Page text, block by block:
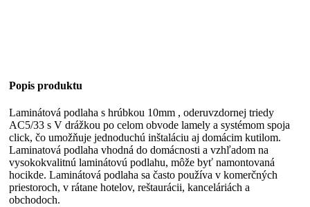
Popis produktu
Laminátová podlaha s hrúbkou 10mm , oderuvzdornej triedy
AC5/33 s V drážkou po celom obvode lamely a systémom spoja
click, čo umožňuje jednoduchú inštaláciu aj domácim kutilom.
Laminatová podlaha vhodná do domácnosti a vzhľadom na
vysokokvalitnú laminátovú podlahu, môže byť namontovaná
hocikde. Laminátová podlaha sa často používa v komerčných
priestoroch, v rátane hotelov, reštaurácii, kanceláriách a
obchodoch.